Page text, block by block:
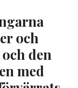
och
den
med